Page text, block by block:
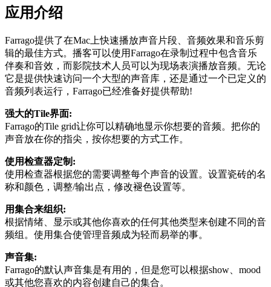
应用介绍
Farrago提供了在Mac上快速播放声音片段、音频效果和音乐剪
辑的最佳方式。播客可以使用Farrago在录制过程中包含音乐
伴奏和音效，而影院技术人员可以为现场表演播放音频。无论
它是提供快速访问一个大型的声音库，还是通过一个已定义的
音频列表运行，Farrago已经准备好提供帮助!
强大的Tile界面:
Farrago的Tile grid让你可以精确地显示你想要的音频。把你的
声音放在你的指尖，按你想要的方式工作。
使用检查器定制:
使用检查器根据您的需要调整每个声音的设置。设置瓷砖的名
称和颜色，调整/输出点，修改褪色设置等。
用集合来组织:
根据情绪、显示或其他你喜欢的任何其他类型来创建不同的音
频组。使用集合使管理音频成为轻而易举的事。
声音集:
Farrago的默认声音集是有用的，但是您可以根据show、mood
或其他您喜欢的内容创建自己的集合。